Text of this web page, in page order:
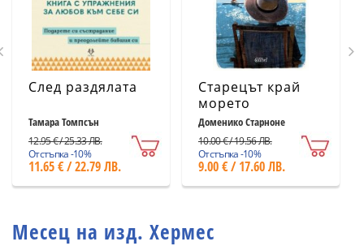
След раздялата
Тамара Томпсън
12.95 € / 25.33 ЛВ.
Отстъпка -10%
11.65 € / 22.79 ЛВ.
Старецът край
морето
Доменико Старноне
10.00 € / 19.56 ЛВ.
Отстъпка -10%
9.00 € / 17.60 ЛВ.
Месец на изд. Хермес